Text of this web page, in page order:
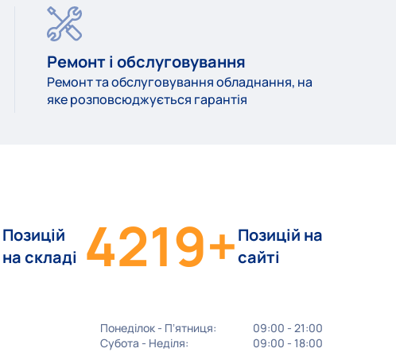
Ремонт і обслуговування
Ремонт та обслуговування обладнання, на
яке розповсюджується гарантія
Позицій
на складі 4219+Позицій на
сайті
Понеділок - Пʼятниця:
09:00 - 21:00
Субота - Неділя:
09:00 - 18:00